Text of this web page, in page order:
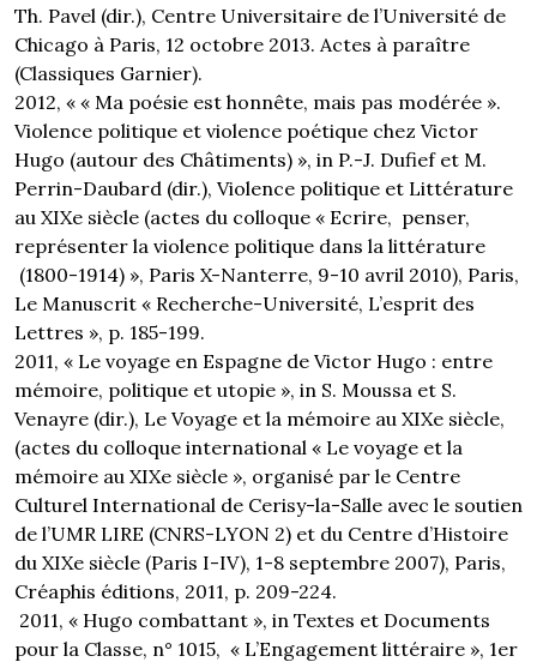
Th. Pavel (dir.), Centre Universitaire de l’Université de
Chicago à Paris, 12 octobre 2013. Actes à paraître
(Classiques Garnier).
2012, « « Ma poésie est honnête, mais pas modérée ».
Violence politique et violence poétique chez Victor
Hugo (autour des Châtiments) », in P.-J. Dufief et M.
Perrin-Daubard (dir.), Violence politique et Littérature
au XIXe siècle (actes du colloque « Ecrire, penser,
représenter la violence politique dans la littérature
(1800-1914) », Paris X-Nanterre, 9-10 avril 2010), Paris,
Le Manuscrit « Recherche-Université, L’esprit des
Lettres », p. 185-199.
2011, « Le voyage en Espagne de Victor Hugo : entre
mémoire, politique et utopie », in S. Moussa et S.
Venayre (dir.), Le Voyage et la mémoire au XIXe siècle,
(actes du colloque international « Le voyage et la
mémoire au XIXe siècle », organisé par le Centre
Culturel International de Cerisy-la-Salle avec le soutien
de l’UMR LIRE (CNRS-LYON 2) et du Centre d’Histoire
du XIXe siècle (Paris I-IV), 1-8 septembre 2007), Paris,
Créaphis éditions, 2011, p. 209-224.
2011, « Hugo combattant », in Textes et Documents
pour la Classe, n° 1015, « L’Engagement littéraire », 1er